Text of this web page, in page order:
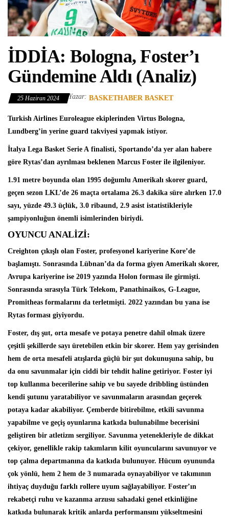
İDDİA: Bologna, Foster’ı
Gündemine Aldı (Analiz)
25 Haziran 2024 Yazar: BASKETHABER BASKET
Turkish Airlines Euroleague ekiplerinden Virtus Bologna,
Lundberg’in yerine guard takviyesi yapmak istiyor.
İtalya Lega Basket Serie A finalisti, Sportando’da yer alan habere
göre Rytas’dan ayrılması beklenen Marcus Foster ile ilgileniyor.
1.91 metre boyunda olan 1995 doğumlu Amerikalı skorer guard,
geçen sezon LKL’de 26 maçta ortalama 26.3 dakika süre alırken 17.0
sayı, yüzde 49.3 üçlük, 3.0 ribaund, 2.9 asist istatistikleriyle
şampiyonluğun önemli isimlerinden biriydi.
OYUNCU ANALİZİ:
Creighton çıkışlı olan Foster, profesyonel kariyerine Kore’de
başlamıştı. Sonrasında Lübnan’da da forma giyen Amerikalı skorer,
Avrupa kariyerine ise 2019 yazında Holon forması ile girmişti.
Sonrasında sırasıyla Türk Telekom, Panathinaikos, G-League,
Promitheas formalarını da terletmişti. 2022 yazından bu yana ise
Rytas forması giyiyordu.
Foster, dış şut, orta mesafe ve potaya penetre dahil olmak üzere
çeşitli şekillerde sayı üretebilen etkin bir skorer. Hem yay gerisinden
hem de orta mesafeli atışlarda güçlü bir şut dokunuşuna sahip, bu
da onu savunmalar için ciddi bir tehdit haline getiriyor. Foster iyi
top kullanma becerilerine sahip ve bu sayede dribbling üstünden
kendi şutunu yaratabiliyor ve savunmaların arasından geçerek
potaya kadar akabiliyor. Çemberde bitirebilme, etkili savunma
yapabilme ve geçiş oyunlarına katkıda bulunabilme becerisini
geliştiren bir atletizm sergiliyor. Savunma yetenekleriyle de dikkat
çekiyor, genellikle rakip takımların kilit oyuncularını savunuyor ve
top çalma departmanına da katkıda bulunuyor. Hücum oyununda
çok yönlü, hem 2 hem de 3 numarada oynayabiliyor ve takımının
ihtiyaç duyduğu farklı rollere uyum sağlayabiliyor. Foster’ın
rekabetçi ruhu ve kazanma arzusu sahadaki genel etkinliğine
katkıda bulunarak kritik anlarda performansını yükseltmesini